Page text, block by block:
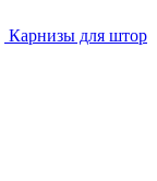
Карнизы для штор